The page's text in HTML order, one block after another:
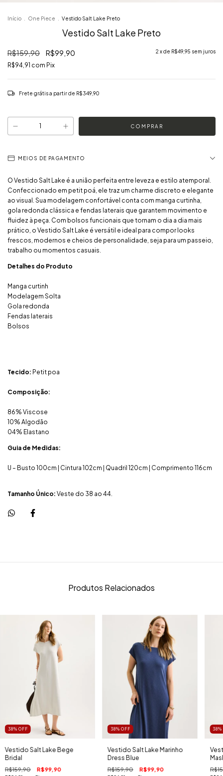
Início One Piece Vestido Salt Lake Preto
Vestido Salt Lake Preto
R$159,90 R$99,90 2 x de R$49,95 sem juros
R$94,91 com Pix
Frete grátisa partir de R$349,90
MEIOS DE PAGAMENTO
O Vestido Salt Lake é a união perfeita entre leveza e estilo atemporal.
Confeccionado em petit poá, ele traz um charme discreto e elegante
ao visual. Sua modelagem confortável conta com manga curtinha,
gola redonda clássica e fendas laterais que garantem movimento e
fluidez à peça. Com bolsos funcionais que tornam o dia a dia mais
prático, o Vestido Salt Lake é versátil e ideal para compor looks
frescos, modernos e cheios de personalidade, seja para um passeio,
trabalho ou momentos casuais.
Detalhes do Produto
Manga curtinh
Modelagem Solta
Gola redonda
Fendas laterais
Bolsos
Tecido: Petit poa
Composição:
86% Viscose
10% Algodão
04% Elastano
Guia de Medidas:
U – Busto 100cm | Cintura 102cm | Quadril 120cm | Comprimento 116cm
Tamanho Único: Veste do 38 ao 44.
Produtos Relacionados
38% OFF
Vestido Salt Lake Bege
Bridal
R$159,90 R$99,90
38% OFF
Vestido Salt Lake Marinho
Dress Blue
R$159,90 R$99,90
38%